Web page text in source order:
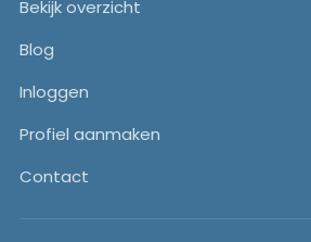
Bekijk overzicht
Blog
Inloggen
Profiel aanmaken
Contact